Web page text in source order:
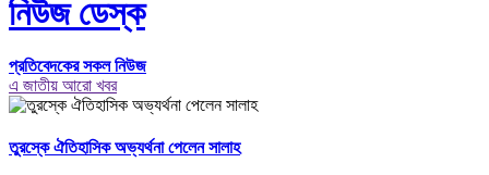
নিউজ ডেস্ক
প্রতিবেদকের সকল নিউজ
এ জাতীয় আরো খবর
তুরস্কে ঐতিহাসিক অভ্যর্থনা পেলেন সালাহ